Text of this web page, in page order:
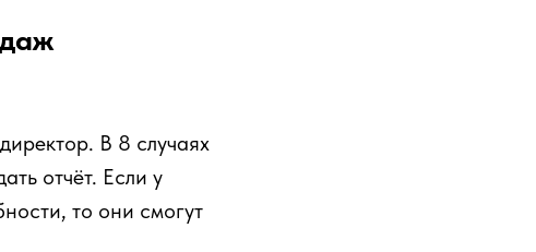
В 8 случаях
отчёт. Если у
то они смогут